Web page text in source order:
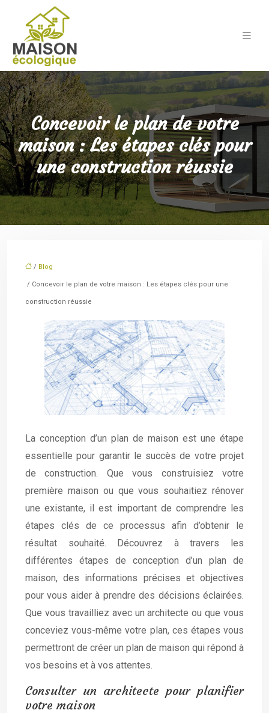
Concevoir le plan de votre
maison : Les étapes clés pour
une construction réussie
/ Blog
/ Concevoir le plan de votre maison : Les étapes clés pour une
construction réussie
La conception d’un plan de maison est une étape
essentielle pour garantir le succès de votre projet
de construction. Que vous construisiez votre
première maison ou que vous souhaitiez rénover
une existante, il est important de comprendre les
étapes clés de ce processus afin d’obtenir le
résultat souhaité. Découvrez à travers les
différentes étapes de conception d’un plan de
maison, des informations précises et objectives
pour vous aider à prendre des décisions éclairées.
Que vous travailliez avec un architecte ou que vous
conceviez vous-même votre plan, ces étapes vous
permettront de créer un plan de maison qui répond à
vos besoins et à vos attentes.
Consulter un architecte pour planifier
votre maison